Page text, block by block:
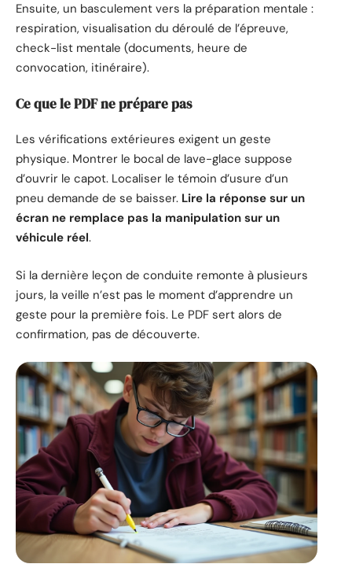
Ensuite, un basculement vers la préparation mentale :
respiration, visualisation du déroulé de l’épreuve,
check-list mentale (documents, heure de
convocation, itinéraire).
Ce que le PDF ne prépare pas
Les vérifications extérieures exigent un geste
physique. Montrer le bocal de lave-glace suppose
d’ouvrir le capot. Localiser le témoin d’usure d’un
pneu demande de se baisser. Lire la réponse sur un
écran ne remplace pas la manipulation sur un
véhicule réel.
Si la dernière leçon de conduite remonte à plusieurs
jours, la veille n’est pas le moment d’apprendre un
geste pour la première fois. Le PDF sert alors de
confirmation, pas de découverte.